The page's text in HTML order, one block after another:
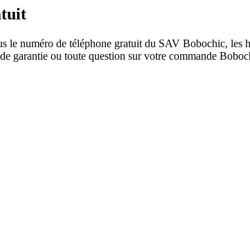
numéro de téléphone gratuit du SAV Bobochic, les
garantie ou toute question sur votre commande